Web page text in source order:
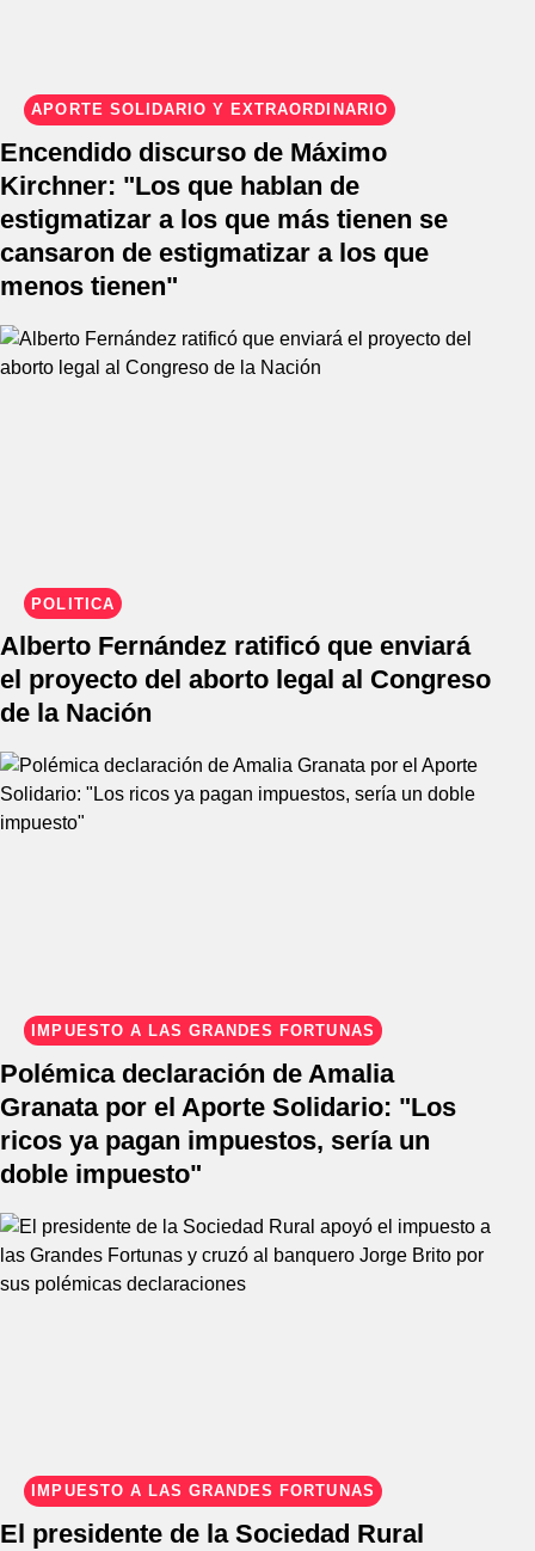
APORTE SOLIDARIO Y EXTRAORDINARIO
Encendido discurso de Máximo
Kirchner: "Los que hablan de
estigmatizar a los que más tienen se
cansaron de estigmatizar a los que
menos tienen"
POLÍTICA
Alberto Fernández ratificó que enviará
el proyecto del aborto legal al Congreso
de la Nación
IMPUESTO A LAS GRANDES FORTUNAS
Polémica declaración de Amalia
Granata por el Aporte Solidario: "Los
ricos ya pagan impuestos, sería un
doble impuesto"
IMPUESTO A LAS GRANDES FORTUNAS
El presidente de la Sociedad Rural